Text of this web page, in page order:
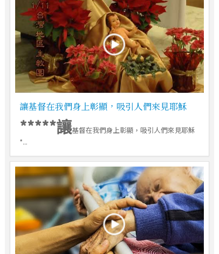
讓基督在我們身上彰顯，吸引人們來見耶穌
*****讓基督在我們身上彰顯，吸引人們來見耶穌
*...